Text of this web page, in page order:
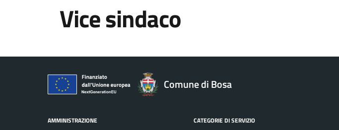
Vice sindaco
Comune di Bosa
AMMINISTRAZIONE CATEGORIE DI SERVIZIO